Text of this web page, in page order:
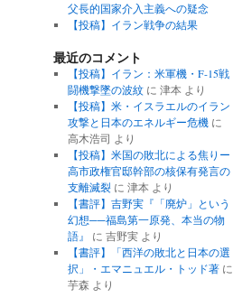
父長的国家介入主義への疑念
【投稿】イラン戦争の結果
最近のコメント
【投稿】イラン：米軍機・F-15戦
闘機撃墜の波紋に 津本より
【投稿】米・イスラエルのイラン
攻撃と日本のエネルギー危機に
高木浩司 より
【投稿】米国の敗北による焦りー
高市政権官邸幹部の核保有発言の
支離滅裂に 津本より
【書評】吉野実『「廃炉」という
幻想──福島第一原発、本当の物
語』
に 吉野実より
【書評】「西洋の敗北と日本の選
択」・エマニュエル・トッド著に
芋森 より